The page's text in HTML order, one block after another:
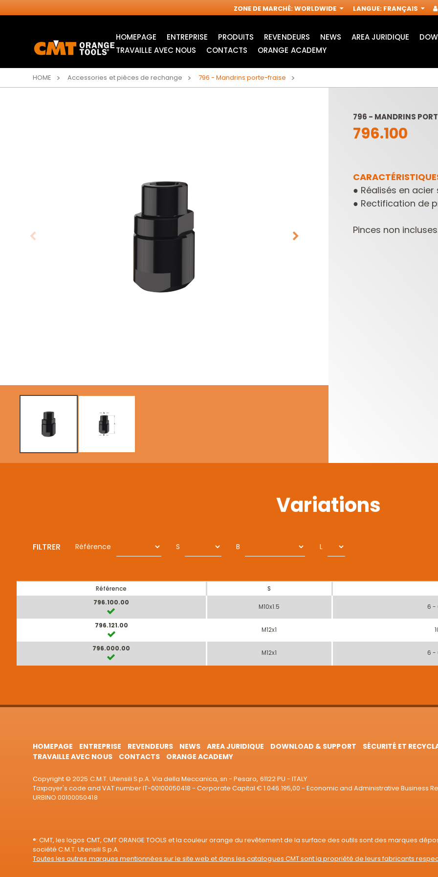
ZONE DE MARCHÉ:WORLDWIDE LANGUE: FRANÇAIS
HOMEPAGE ENTREPRISE PRODUITS
LAMES POUR SCIE
FRAISES
INDUSTRIELLES POUR
REVENDEURS NEWS AREA JURIDIQUE
TRAVAILLE AVEC NOUS
CONTACTS ORANGE ACADEMY
HOME Accessories et pièces de rechange 796 - Mandrins porte-fraise
796 - MANDRINS
796.100
● Réalisés en
● Rectification de
Pinces non
Variations
FILTRER Référence S B L
Référence S
796.100.00
M10x1.5 6 -
796.121.00
M12x1
796.000.00
M12x1 6 -
HOMEPAGE ENTREPRISE REVENDEURS NEWS AREA JURIDIQUE DOWNLOAD & SUPPORT
SÉCURITÉ ET
TRAVAILLE AVEC NOUS
CONTACTS ORANGE ACADEMY
Copyright © 2025 C.M.T. Utensili S.p.A. Via della Meccanica, sn - Pesaro, 61122 PU - ITALY
Taxpayer's code and VAT number IT-00100050418 - Corporate Capital € 1.046.195,00 - Economic and Administrative Business
URBINO 00100050418
®: CMT, les logos CMT, CMT ORANGE TOOLS et la couleur orange du revêtement de la surface des outils sont des marques
société C.M.T. Utensili S.p.A.
Toutes les autres marques mentionnées sur le site web et dans les catalogues CMT sont la propriété de leurs fabricants